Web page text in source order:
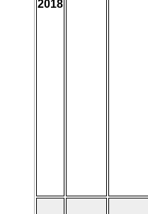
2018